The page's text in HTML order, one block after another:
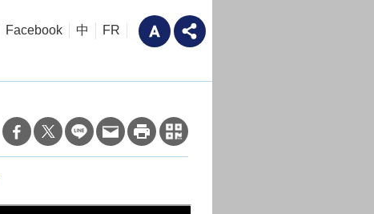
Facebook 中 FR